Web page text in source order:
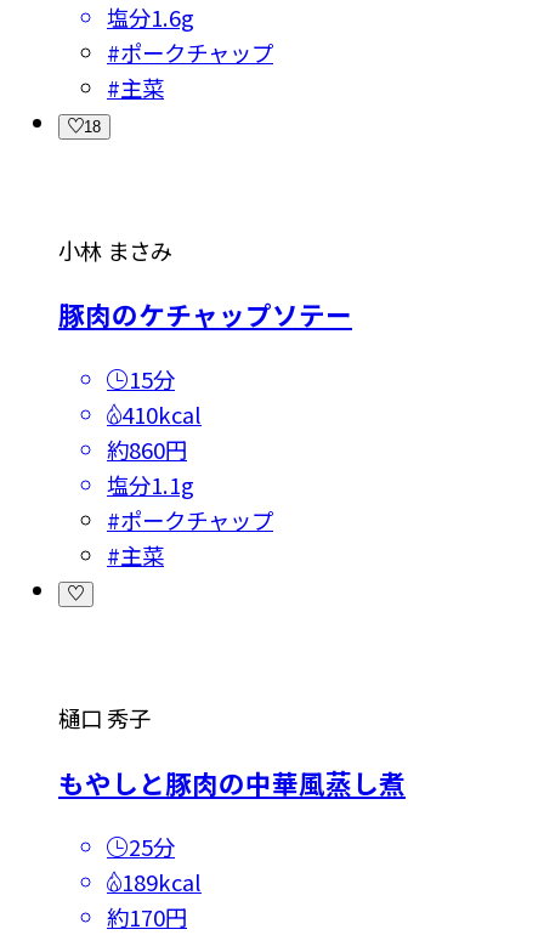
塩分1.6g
#ポークチャップ
#主菜
18
小林 まさみ
豚肉のケチャップソテー
15分
410kcal
約860円
塩分1.1g
#ポークチャップ
#主菜
樋口 秀子
もやしと豚肉の中華風蒸し煮
25分
189kcal
約170円